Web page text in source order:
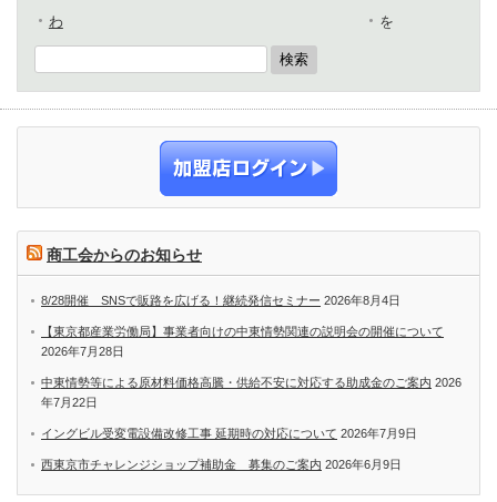
わ を
商工会からのお知らせ
8/28開催 SNSで販路を広げる！継続発信セミナー 2026年8月4日
【東京都産業労働局】事業者向けの中東情勢関連の説明会の開催について
2026年7月28日
中東情勢等による原材料価格高騰・供給不安に対応する助成金のご案内 2026
年7月22日
イングビル受変電設備改修工事 延期時の対応について 2026年7月9日
西東京市チャレンジショップ補助金 募集のご案内 2026年6月9日